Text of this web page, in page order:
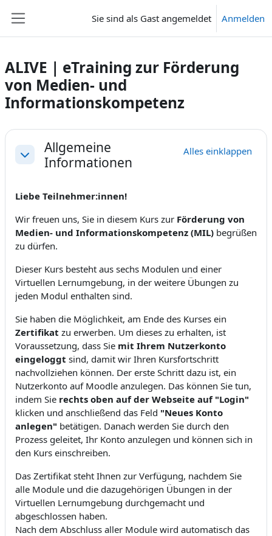
Sie sind als Gast angemeldet Anmelden
ALIVE | eTraining zur Förderung
von Medien- und
Informationskompetenz
Abschnittsübersicht
Einklappen
Allgemeine
Informationen
Alles einklappen
Liebe Teilnehmer:innen!
Wir freuen uns, Sie in diesem Kurs zur Förderung von
Medien- und Informationskompetenz (MIL) begrüßen
zu dürfen.
Dieser Kurs besteht aus sechs Modulen und einer
Virtuellen Lernumgebung, in der weitere Übungen zu
jeden Modul enthalten sind.
Sie haben die Möglichkeit, am Ende des Kurses ein
Zertifikat zu erwerben. Um dieses zu erhalten, ist
Voraussetzung, dass Sie mit Ihrem Nutzerkonto
eingeloggt sind, damit wir Ihren Kursfortschritt
nachvollziehen können. Der erste Schritt dazu ist, ein
Nutzerkonto auf Moodle anzulegen. Das können Sie tun,
indem Sie rechts oben auf der Webseite auf "Login"
klicken und anschließend das Feld "Neues Konto
anlegen" betätigen. Danach werden Sie durch den
Prozess geleitet, Ihr Konto anzulegen und können sich in
den Kurs einschreiben.
Das Zertifikat steht Ihnen zur Verfügung, nachdem Sie
alle Module und die dazugehörigen Übungen in der
Virtuellen Lernumgebung durchgemacht und
abgeschlossen haben.
Nach dem Abschluss aller Module wird automatisch das